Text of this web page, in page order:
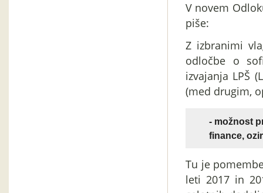
V novem
piše:
Z izbranimi
odločbe o
izvajanja LPŠ
(med drugim,
- možnost
finance,
Tu je
leti 2017 in